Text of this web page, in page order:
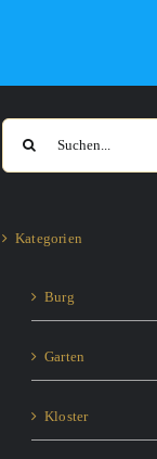
Suche
nach:
Kategorien
Burg
Garten
Kloster